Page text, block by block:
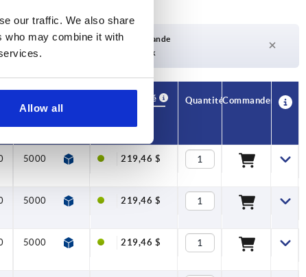
our traffic. We also share
who may combine it with
Allow all
Délai de livraison sur demande
Actuellement pas en stock
F2 (N)
Disponibilité
QuantitéCommander
5000 219,46 $
5000 219,46 $
5000 219,46 $